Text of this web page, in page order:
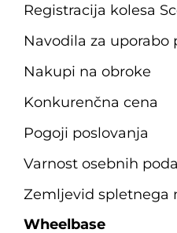
Registracija kolesa
Navodila za uporabo
Nakupi na obroke
Konkurenčna cena
Pogoji poslovanja
Varnost osebnih
Zemljevid spletnega
Wheelbase